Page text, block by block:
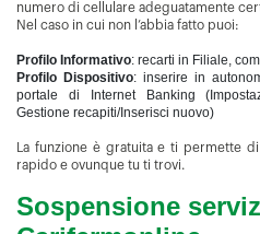
numero di cellulare adeguatamente
Nel caso in cui non l’abbia fatto puoi:
Profilo Informativo: recarti in Filiale,
Profilo Dispositivo: inserire in
portale di Internet Banking
Gestione recapiti/Inserisci nuovo)
La funzione è gratuita e ti permette
rapido e ovunque tu ti trovi.
Sospensione